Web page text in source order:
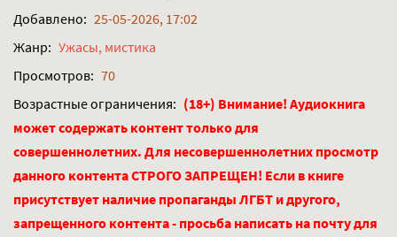
Добавлено: 25-05-2026, 17:02
Жанр: Ужасы, мистика
Просмотров: 70
Возрастные ограничения: (18+) Внимание! Аудиокнига
может содержать контент только для
совершеннолетних. Для несовершеннолетних просмотр
данного контента СТРОГО ЗАПРЕЩЕН! Если в книге
присутствует наличие пропаганды ЛГБТ и другого,
запрещенного контента - просьба написать на почту для